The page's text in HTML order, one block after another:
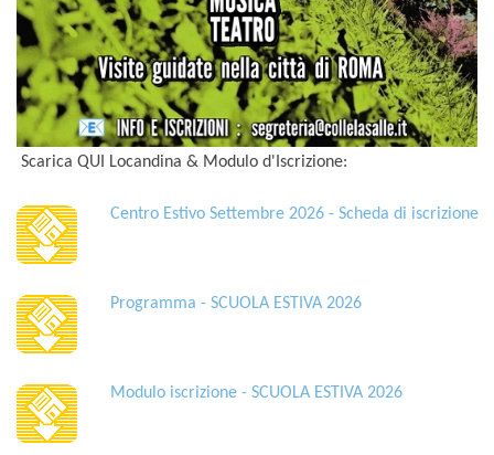
Scarica QUI Locandina & Modulo d'Iscrizione:
Centro Estivo Settembre 2026 - Scheda di iscrizione
Programma - SCUOLA ESTIVA 2026
Modulo iscrizione - SCUOLA ESTIVA 2026